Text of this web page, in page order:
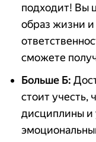
подходит! Вы
образ жизни и
сможете
Больше Б:
стоит учесть,
дисциплины и